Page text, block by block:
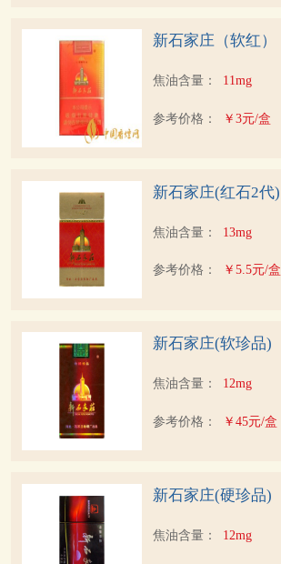
新石家庄（软红）
焦油含量： 11mg
参考价格： ￥3元/盒
新石家庄(红石2代)
焦油含量： 13mg
参考价格： ￥5.5元/盒
新石家庄(软珍品)
焦油含量： 12mg
参考价格： ￥45元/盒
新石家庄(硬珍品)
焦油含量： 12mg